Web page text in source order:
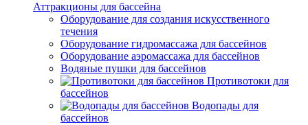
Аттракционы для бассейна
Оборудование для создания искусственного
течения
Оборудование гидромассажа для бассейнов
Оборудование аэромассажа для бассейнов
Водяные пушки для бассейнов
Противотоки для
бассейнов
Водопады для
бассейнов